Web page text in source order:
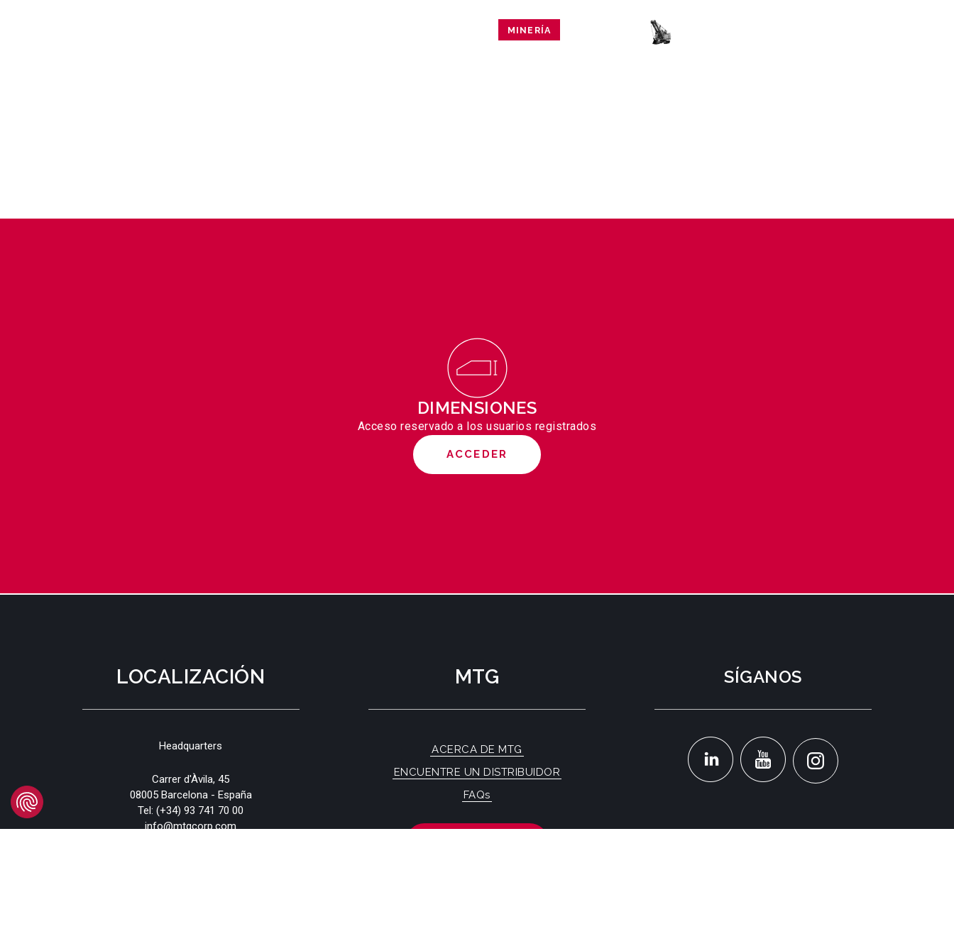
MINERÍA
DIMENSIONES
Acceso reservado a los usuarios registrados
ACCEDER
LOCALIZACIÓN
Headquarters
Carrer d'Àvila, 45
08005 Barcelona - España
Tel:(+34) 93 741 70 00
info@mtgcorp.com
MTG
ACERCA DE MTG
ENCUENTRE UN DISTRIBUIDOR
FAQs
SÍGANOS